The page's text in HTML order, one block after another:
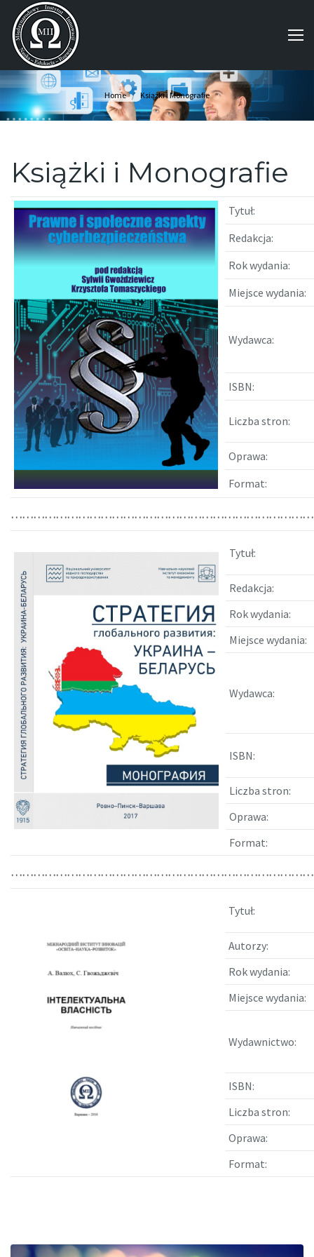
You are here: Home Książki i Monografie
Książki i Monografie
Tytuł:
Redakcja:
Rok wydania:
Miejsce wydania:
Wydawca:
ISBN:
Liczba stron:
Oprawa:
Format:
Tytuł:
Redakcja:
Rok wydania:
Miejsce wydania:
Wydawca:
ISBN:
Liczba stron:
Oprawa:
Format:
Tytuł:
Autorzy:
Rok wydania:
Miejsce wydania:
Wydawnictwo:
ISBN:
Liczba stron:
Oprawa:
Format: